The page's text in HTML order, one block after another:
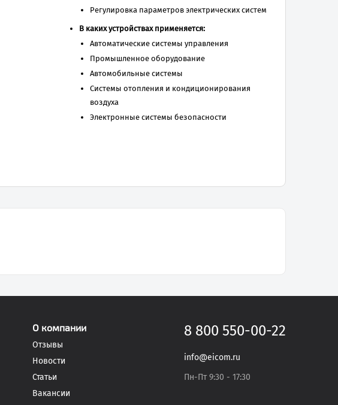
Регулировка параметров электрических систем
В каких устройствах применяется:
Автоматические системы управления
Промышленное оборудование
Автомобильные системы
Системы отопления и кондиционирования
воздуха
Электронные системы безопасности
О компании
Отзывы
Новости
Статьи
Вакансии
8 800 550-00-22
info@eicom.ru
Пн-Пт 9:30 - 17:30